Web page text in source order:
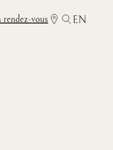
rendez-vous EN